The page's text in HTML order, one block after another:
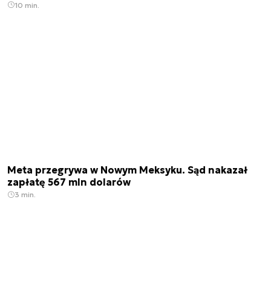
10 min.
Meta przegrywa w Nowym Meksyku. Sąd nakazał
zapłatę 567 mln dolarów
3 min.